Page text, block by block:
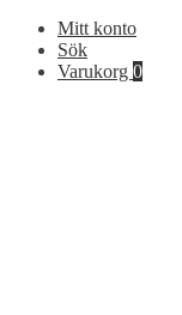
Mitt konto
Sök
Varukorg 0